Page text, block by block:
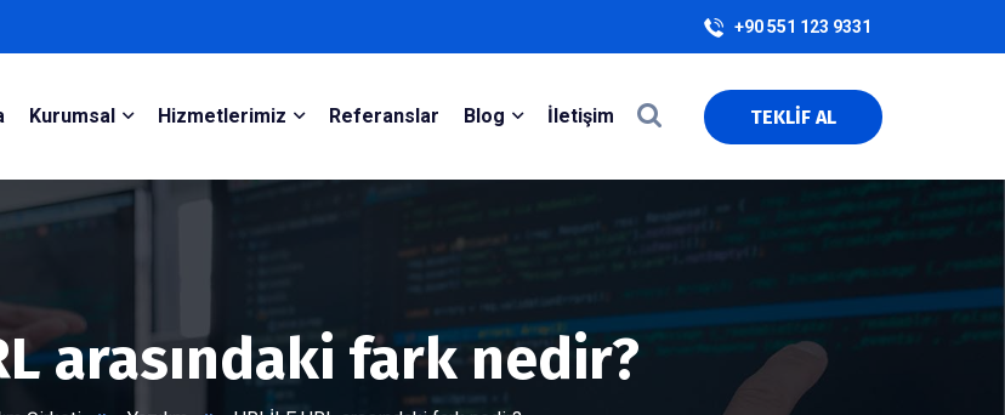
+90 551 123 9331
Kurumsal Hizmetlerimiz Referanslar Blog İletişim TEKLİF AL
arasındaki fark nedir?